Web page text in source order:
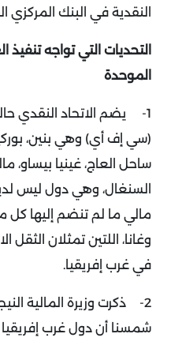
النقدية في البنك المركزي
التحديات التي تواجه تنفيذ
الموحدة
1-
يضم الاتحاد النقدي
(سي إف أي) وهي بنين،
ساحل العاج، غينيا بيساو،
السنغال، وهي دول ليس
مالي ما لم تنضم إليها كل
وغانا، اللتين تمثلان الثقل
في غرب إفريقيا.
2-
ذكرت وزيرة المالية
شمسنا أن دول غرب